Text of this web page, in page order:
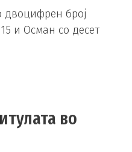
двоцифрен број
и Осман со десет
во